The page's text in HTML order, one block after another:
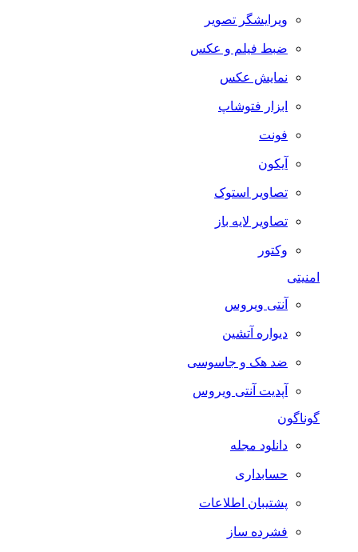
ویرایشگر تصویر
ضبط فيلم و عكس
نمایش عکس
ابزار فتوشاپ
فونت
آیکون
تصاویر استوک
تصاویر لایه باز
وکتور
امنیتی
آنتی ویروس
دیواره آتشین
ضد هک و جاسوسی
آپدیت آنتی ویروس
گوناگون
دانلود مجله
حسابداری
پشتیبان اطلاعات
فشرده ساز